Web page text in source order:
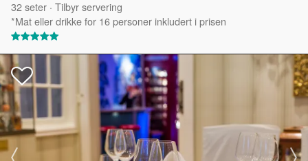
32seter · Tilbyr servering
*Mat eller drikke for 16 personer inkludert i prisen